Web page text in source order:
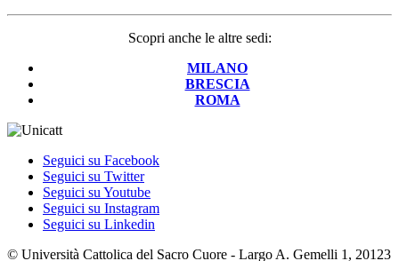
Scopri anche le altre sedi:
MILANO
BRESCIA
ROMA
Seguici su Facebook
Seguici su Twitter
Seguici su Youtube
Seguici su Instagram
Seguici su Linkedin
© Università Cattolica del Sacro Cuore - Largo A. Gemelli 1, 20123